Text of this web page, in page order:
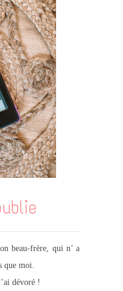
beau-frère, qui n’ a
que moi.
dévoré !